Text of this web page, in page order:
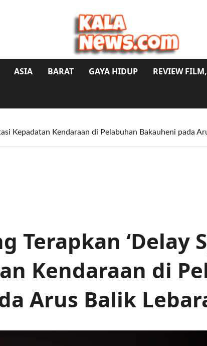
ASIA BARAT GAYA HIDUP REVIEW
Kepadatan Kendaraan di Pelabuhan Bakauheni pada
Terapkan ‘Delay
Kendaraan di
Arus Balik